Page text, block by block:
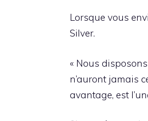
Lorsque vous
Silver.
« Nous
n’auront jamais
avantage, est